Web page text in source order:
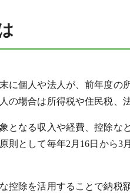
に個人や法人が、前年度の
の場合は所得税や住民税、
となる収入や経費、控除な
則として毎年2月16日から
控除を活用することで納税